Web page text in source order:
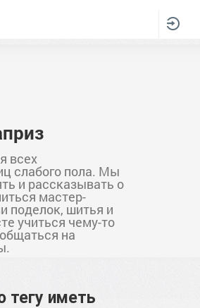
всех
слабого пола. Мы
и рассказывать о
мастер-
поделок, шитья и
учиться чему-то
на
тегу иметь